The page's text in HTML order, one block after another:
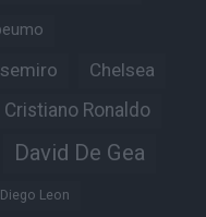
Chelsea
Cristiano Ronaldo
David De Gea
Diego Leon